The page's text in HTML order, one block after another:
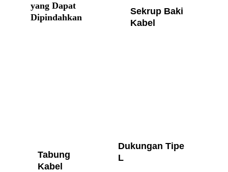
Sekrup Baki
Kabel
yang Dapat
Dipindahkan
Tabung
Kabel
Dukungan Tipe
L